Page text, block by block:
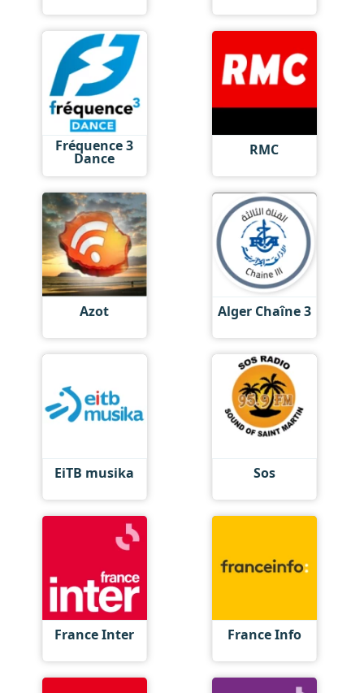
Fréquence 3
Dance RMC
Azot Alger Chaîne 3
EiTB musika Sos
France Inter France Info